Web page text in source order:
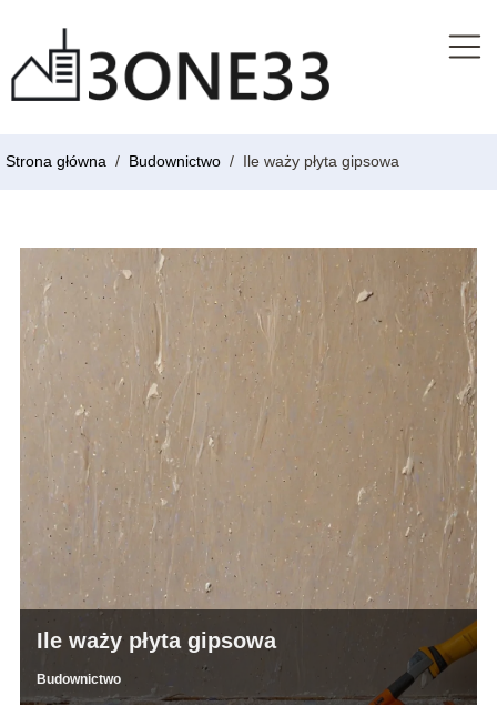
Strona główna / Budownictwo / Ile waży płyta gipsowa
Ile waży płyta gipsowa
Budownictwo